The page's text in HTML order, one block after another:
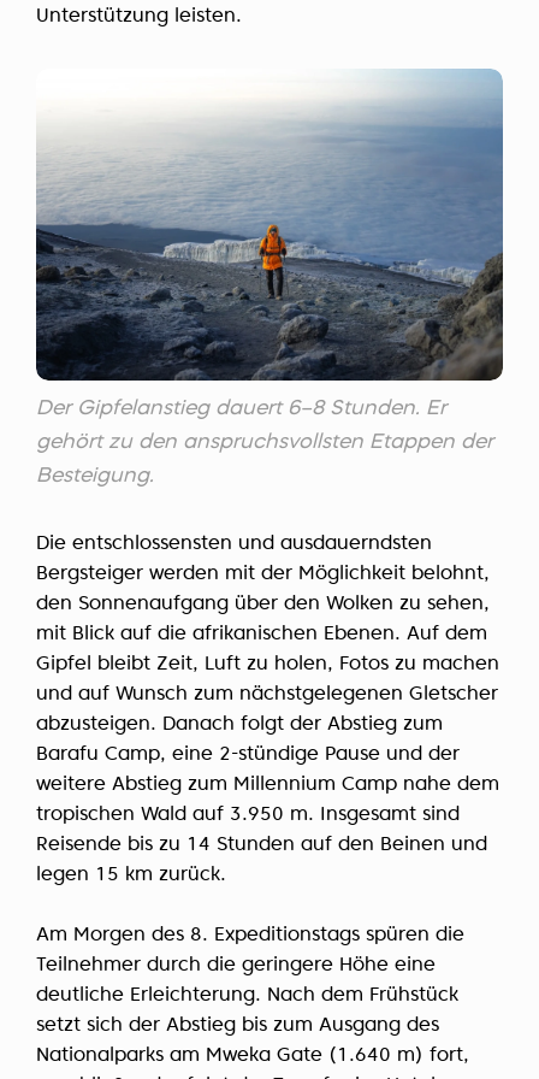
Unterstützung leisten.
Der Gipfelanstieg dauert 6–8 Stunden. Er
gehört zu den anspruchsvollsten Etappen der
Besteigung.
Die entschlossensten und ausdauerndsten
Bergsteiger werden mit der Möglichkeit belohnt,
den Sonnenaufgang über den Wolken zu sehen,
mit Blick auf die afrikanischen Ebenen. Auf dem
Gipfel bleibt Zeit, Luft zu holen, Fotos zu machen
und auf Wunsch zum nächstgelegenen Gletscher
abzusteigen. Danach folgt der Abstieg zum
Barafu Camp, eine 2-stündige Pause und der
weitere Abstieg zum Millennium Camp nahe dem
tropischen Wald auf 3.950 m. Insgesamt sind
Reisende bis zu 14 Stunden auf den Beinen und
legen 15 km zurück.
Am Morgen des 8. Expeditionstags spüren die
Teilnehmer durch die geringere Höhe eine
deutliche Erleichterung. Nach dem Frühstück
setzt sich der Abstieg bis zum Ausgang des
Nationalparks am Mweka Gate (1.640 m) fort,